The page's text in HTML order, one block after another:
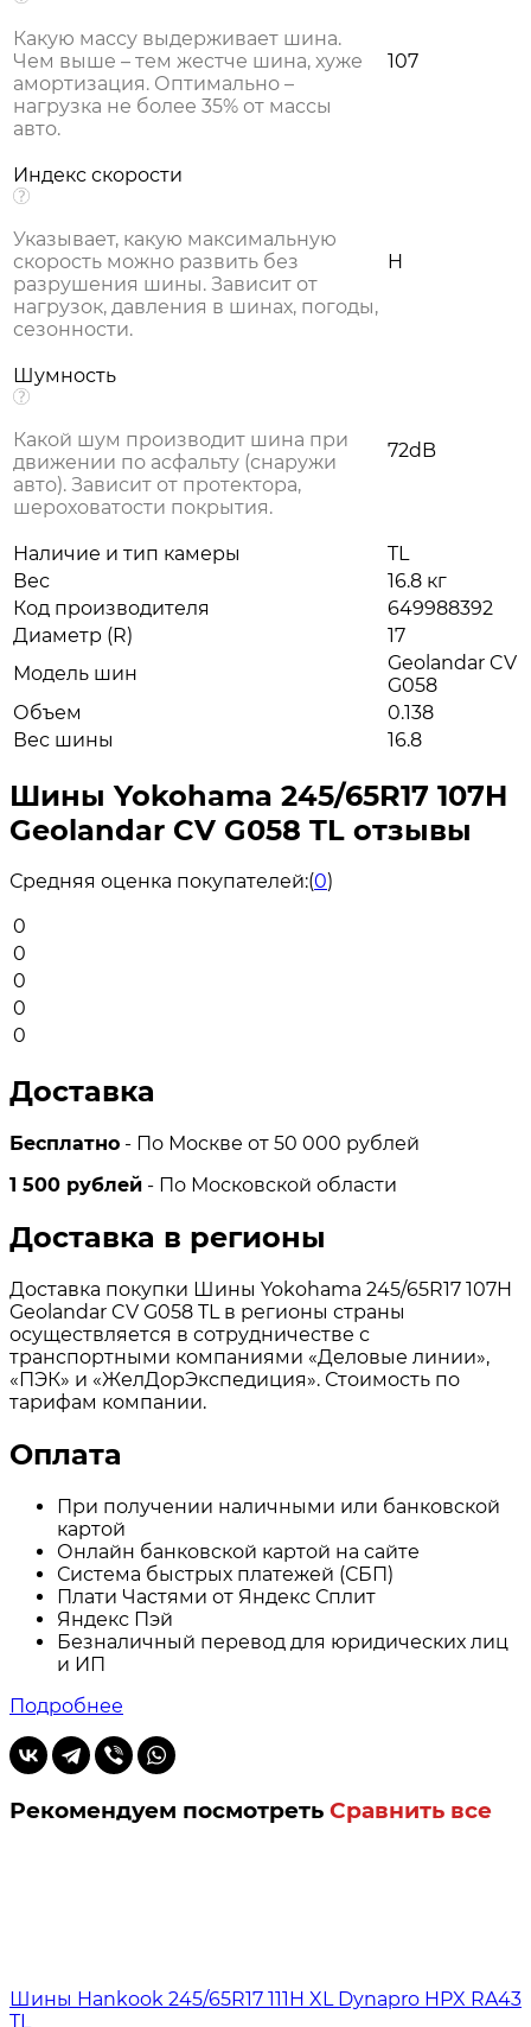
Какую массу выдерживает шина.
Чем выше – тем жестче шина, хуже
амортизация. Оптимально –
нагрузка не более 35% от массы
авто.
107
Индекс скорости
Указывает, какую максимальную
скорость можно развить без
разрушения шины. Зависит от
нагрузок, давления в шинах, погоды,
сезонности.
H
Шумность
Какой шум производит шина при
движении по асфальту (снаружи
авто). Зависит от протектора,
шероховатости покрытия.
72dB
Наличие и тип камеры
TL
Вес
16.8 кг
Код производителя
649988392
Диаметр (R)
17
Модель шин
Geolandar CV
G058
Объем
0.138
Вес шины
16.8
Шины Yokohama 245/65R17 107H
Geolandar CV G058 TL отзывы
Средняя оценка покупателей:(0)
0
0
0
0
0
Доставка
Бесплатно - По Москве от 50 000 рублей
1 500 рублей - По Московской области
Доставка в регионы
Доставка покупки Шины Yokohama 245/65R17 107H
Geolandar CV G058 TL в регионы страны
осуществляется в сотрудничестве с
транспортными компаниями «Деловые линии»,
«ПЭК» и «ЖелДорЭкспедиция». Стоимость по
тарифам компании.
Оплата
При получении наличными или банковской
картой
Онлайн банковской картой на сайте
Система быстрых платежей (СБП)
Плати Частями от Яндекс Сплит
Яндекс Пэй
Безналичный перевод для юридических лиц
и ИП
Подробнее
Рекомендуем посмотреть Сравнить все
Шины Hankook 245/65R17 111H XL Dynapro HPX RA43
TL